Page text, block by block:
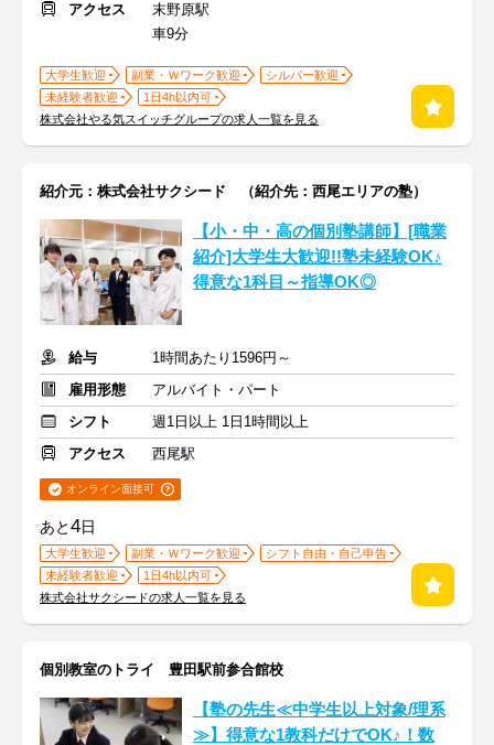
アクセス
末野原駅
車9分
大学生歓迎 副業・Ｗワーク歓迎
シルバー歓迎
未経験者歓迎
1日4h以内可
株式会社やる気スイッチグループの求人一覧を見る
紹介元：株式会社サクシード （紹介先：西尾エリアの塾）
【小・中・高の個別塾講師】[職業
紹介]大学生大歓迎!!塾未経験OK♪
得意な1科目～指導OK◎
給与
1時間あたり1596円～
雇用形態
アルバイト・パート
シフト
週1日以上 1日1時間以上
アクセス
西尾駅
オンライン面接可
あと4日
大学生歓迎 副業・Ｗワーク歓迎
シフト自由・自己申告
未経験者歓迎
1日4h以内可
株式会社サクシードの求人一覧を見る
個別教室のトライ 豊田駅前参合館校
【塾の先生≪中学生以上対象/理系
≫】得意な1教科だけでOK♪！数